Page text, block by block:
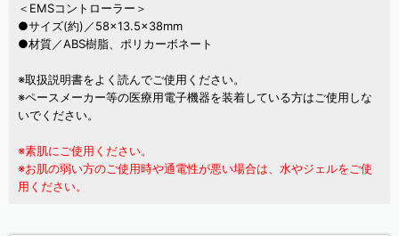
＜EMSコントローラー＞
●サイズ(約)／58×13.5×38mm
●材質／ABS樹脂、ポリカーボネート
※取扱説明書をよく読んでご使用ください。
※ペースメーカー等の医療用電子機器を装着している方はご使用しな
いでください。
※素肌にご使用ください。
※お肌の弱い方のご使用時や通電性が悪い場合は、水やジェルをご使
用ください。